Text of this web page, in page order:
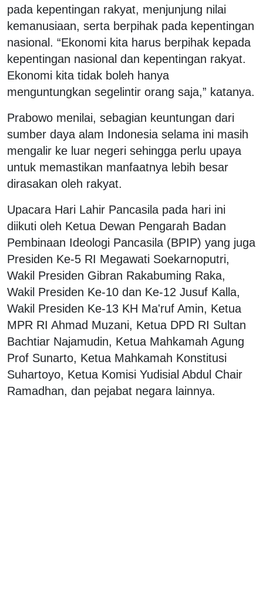
pada kepentingan rakyat, menjunjung nilai
kemanusiaan, serta berpihak pada kepentingan
nasional. “Ekonomi kita harus berpihak kepada
kepentingan nasional dan kepentingan rakyat.
Ekonomi kita tidak boleh hanya
menguntungkan segelintir orang saja,” katanya.
Prabowo menilai, sebagian keuntungan dari
sumber daya alam Indonesia selama ini masih
mengalir ke luar negeri sehingga perlu upaya
untuk memastikan manfaatnya lebih besar
dirasakan oleh rakyat.
Upacara Hari Lahir Pancasila pada hari ini
diikuti oleh Ketua Dewan Pengarah Badan
Pembinaan Ideologi Pancasila (BPIP) yang juga
Presiden Ke-5 RI Megawati Soekarnoputri,
Wakil Presiden Gibran Rakabuming Raka,
Wakil Presiden Ke-10 dan Ke-12 Jusuf Kalla,
Wakil Presiden Ke-13 KH Ma'ruf Amin, Ketua
MPR RI Ahmad Muzani, Ketua DPD RI Sultan
Bachtiar Najamudin, Ketua Mahkamah Agung
Prof Sunarto, Ketua Mahkamah Konstitusi
Suhartoyo, Ketua Komisi Yudisial Abdul Chair
Ramadhan, dan pejabat negara lainnya.